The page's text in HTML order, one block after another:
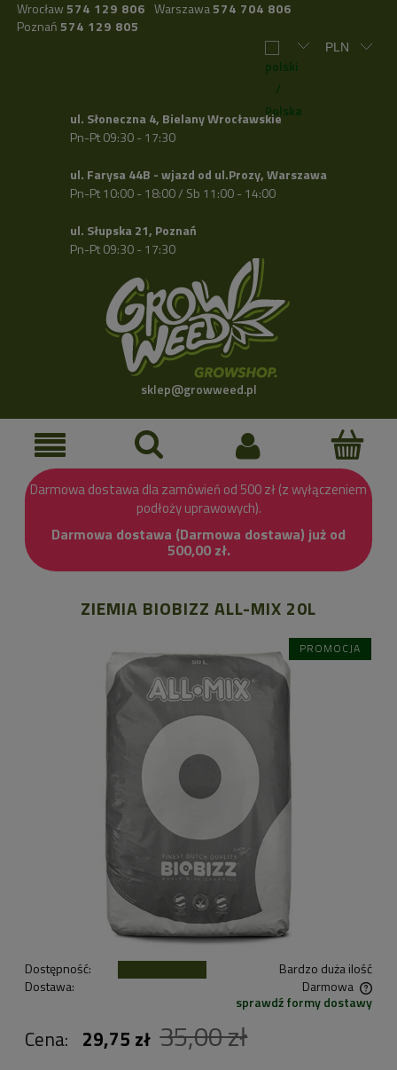
Wrocław 574 129 806 Warszawa574 704 806
Poznań 574 129 805
ul. Słoneczna 4, Bielany Wrocławskie
Pn-Pt 09:30 - 17:30
ul. Farysa 44B - wjazd od ul.Prozy, Warszawa
Pn-Pt 10:00 - 18:00 / Sb 11:00 - 14:00
ul. Słupska 21, Poznań
Pn-Pt 09:30 - 17:30
sklep@growweed.pl
Darmowa dostawa dla zamówień od 500 zł (z wyłączeniem
podłoży uprawowych).
Darmowa dostawa (Darmowa dostawa) już od
500,00 zł.
ZIEMIA BIOBIZZ ALL-MIX 20L
PROMOCJA
Dostępność:
Bardzo duża ilość
Dostawa:
Darmowa
Cena nie zawiera ewentualnych kosztów płatnościsprawdź formy dostawy
Cena: 29,75 zł 35,00 zł